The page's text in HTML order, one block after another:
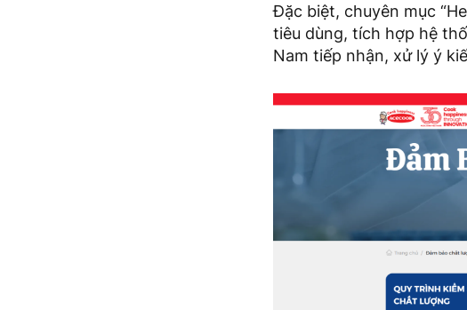
Đặc biệt, chuyên mục
tiêu dùng, tích hợp hệ
Nam tiếp nhận, xử lý ý